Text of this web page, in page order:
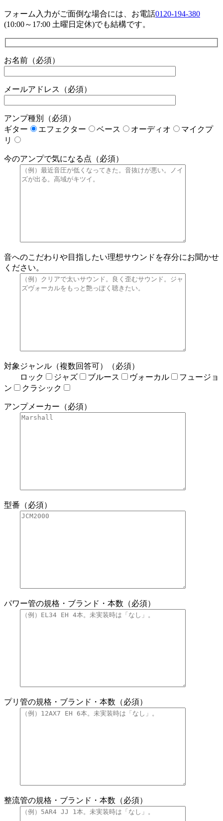
フォーム入力がご面倒な場合には、お電話0120-194-380
(10:00～17:00 土曜日定休)でも結構です。
お名前（必須）
メールアドレス（必須）
アンプ種別（必須）
ギター
エフェクター ベース オーディオ
マイクプ
リ
今のアンプで気になる点（必須）
音へのこだわりや目指したい理想サウンドを存分にお聞かせ
ください。
対象ジャンル（複数回答可）（必須）
ロック
ジャズ ブルース ヴォーカル
フュージョ
ン
クラシック
アンプメーカー（必須）
型番（必須）
パワー管の規格・ブランド・本数（必須）
プリ管の規格・ブランド・本数（必須）
整流管の規格・ブランド・本数（必須）